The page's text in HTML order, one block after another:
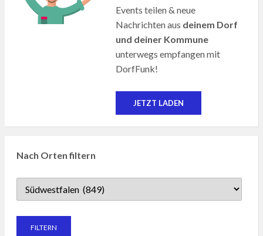
Events teilen & neue
Nachrichten aus deinem Dorf
und deiner Kommune
unterwegs empfangen mit
DorfFunk!
JETZT LADEN
Nach Orten filtern